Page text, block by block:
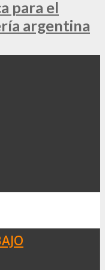
para el
argentina